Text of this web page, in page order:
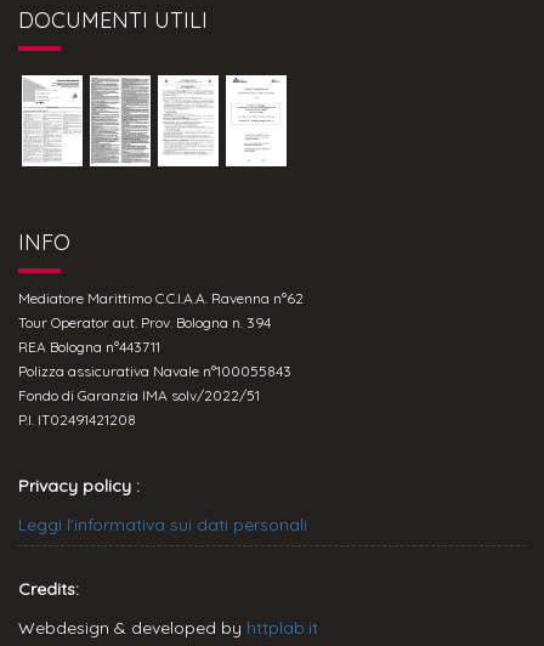
DOCUMENTI UTILI
INFO
Mediatore Marittimo C.C.I.A.A. Ravenna n°62
Tour Operator aut. Prov. Bologna n. 394
REA Bologna n°443711
Polizza assicurativa Navale n°100055843
Fondo di Garanzia IMA solv/2022/51
P.I. IT02491421208
Privacy policy :
Leggi l'informativa sui dati personali
Credits:
Webdesign & developed by httplab.it